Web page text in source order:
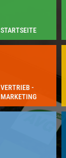
STARTSEITE
VERTRIEB -
MARKETING